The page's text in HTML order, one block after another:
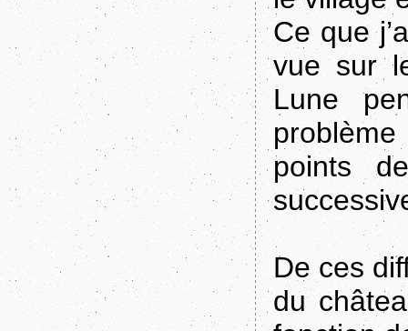
Ce que
vue sur
Lune
points
De ces
du